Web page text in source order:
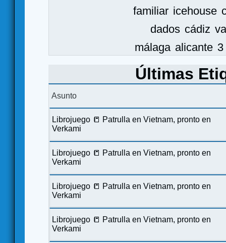
familiar icehouse
dados cádiz
málaga alicante
Últimas
Asunto
Librojuego 📒 Patrulla en Vietnam, pronto en
Verkami
Librojuego 📒 Patrulla en Vietnam, pronto en
Verkami
Librojuego 📒 Patrulla en Vietnam, pronto en
Verkami
Librojuego 📒 Patrulla en Vietnam, pronto en
Verkami